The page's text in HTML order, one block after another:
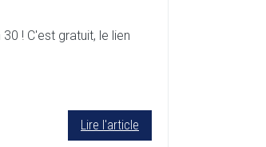
! C'est gratuit, le lien
Lire l'article